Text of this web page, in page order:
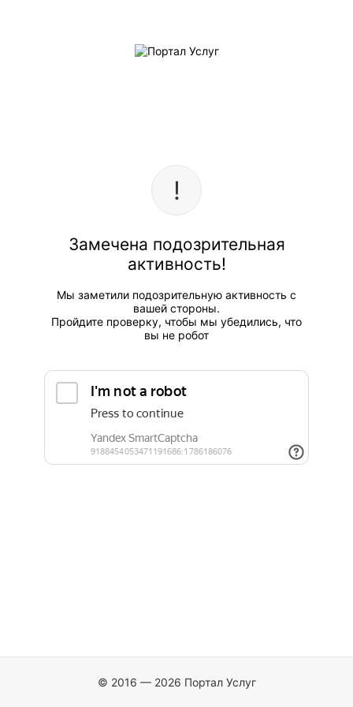
Замечена подозрительная
активность!
Мы заметили подозрительную активность с
вашей стороны.
Пройдите проверку, чтобы мы убедились, что
вы не робот
© 2016 — 2026 Портал Услуг